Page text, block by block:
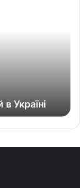
Україні